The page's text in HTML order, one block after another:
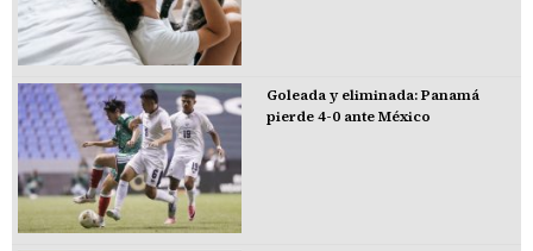
Goleada y eliminada: Panamá
pierde 4-0 ante México